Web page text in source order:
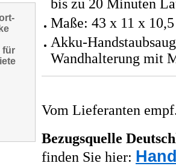
für
bis zu 20 Minuten
Maße: 43 x 11 x
Akku-
Wandhalterung mit
Vom Lieferanten
Bezugsquelle
finden Sie hier: